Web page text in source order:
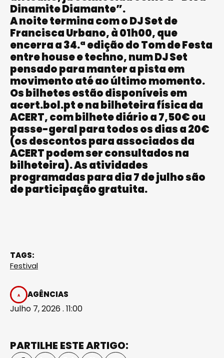
Dinamite Diamante”.
A noite termina com o DJ Set de
Francisca Urbano, à 01h00, que
encerra a 34.ª edição do Tom de Festa
entre house e techno, num DJ Set
pensado para manter a pista em
movimento até ao último momento.
Os bilhetes estão disponíveis em
acert.bol.pt e na bilheteira física da
ACERT, com bilhete diário a 7,50€ ou
passe-geral para todos os dias a 20€
(os descontos para associados da
ACERT podem ser consultados na
bilheteira). As atividades
programadas para dia 7 de julho são
de participação gratuita.
TAGS:
Festival
AGÊNCIAS
Julho 7, 2026 . 11:00
PARTILHE ESTE ARTIGO: